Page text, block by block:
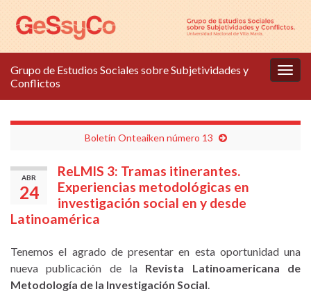
Grupo de Estudios Sociales sobre Subjetividades y
Conflictos
Boletín Onteaiken número 13
ABR
24
ReLMIS 3: Tramas itinerantes.
Experiencias metodológicas en
investigación social en y desde
Latinoamérica
Tenemos el agrado de presentar en esta oportunidad una
nueva publicación de la Revista Latinoamericana de
Metodología de la Investigación Social.